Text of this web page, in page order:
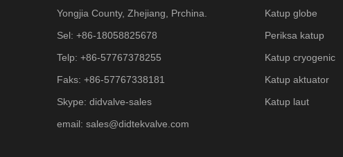
Yongjia County, Zhejiang, Prchina.
Sel: +86-18058825678
Telp: +86-57767378255
Faks: +86-57767338181
Skype: didvalve-sales
email: sales@didtekvalve.com
Katup globe
Periksa katup
Katup cryogenic
Katup aktuator
Katup laut